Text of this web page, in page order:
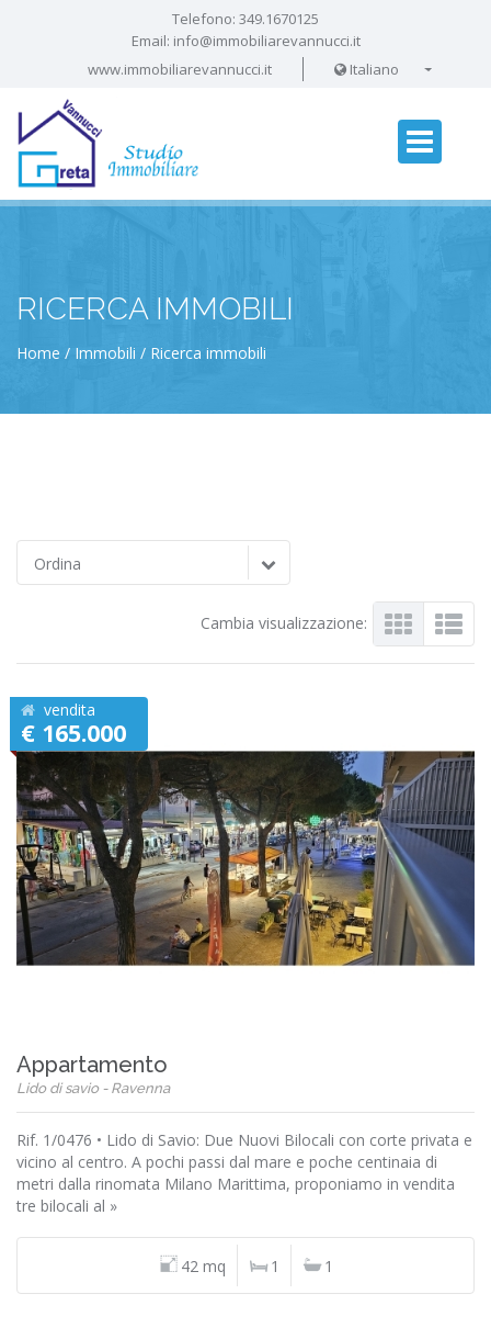
Telefono: 349.1670125
Email: info@immobiliarevannucci.it
www.immobiliarevannucci.it
Italiano
RICERCA IMMOBILI
Home Immobili Ricerca immobili
Ordina
Cambia visualizzazione:
vendita
€ 165.000
Appartamento
Lido di savio - Ravenna
Rif. 1/0476 • Lido di Savio: Due Nuovi Bilocali con corte privata e
vicino al centro. A pochi passi dal mare e poche centinaia di
metri dalla rinomata Milano Marittima, proponiamo in vendita
tre bilocali al »
42 mq 1 1